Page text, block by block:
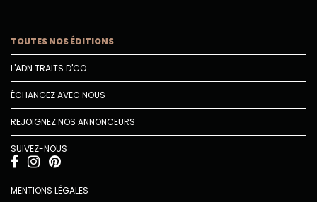
TOUTES NOS ÉDITIONS
L'ADN TRAITS D'CO
ÉCHANGEZ AVEC NOUS
REJOIGNEZ NOS ANNONCEURS
SUIVEZ-NOUS
MENTIONS LÉGALES